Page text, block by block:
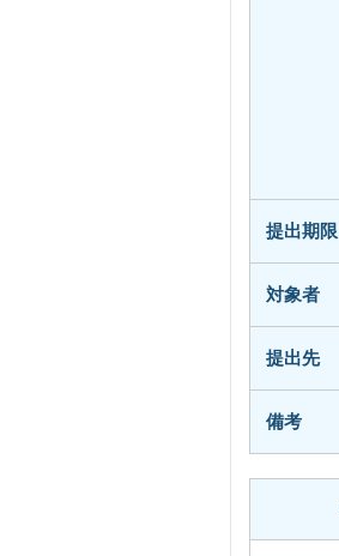
提出期限
対象者
提出先
備考